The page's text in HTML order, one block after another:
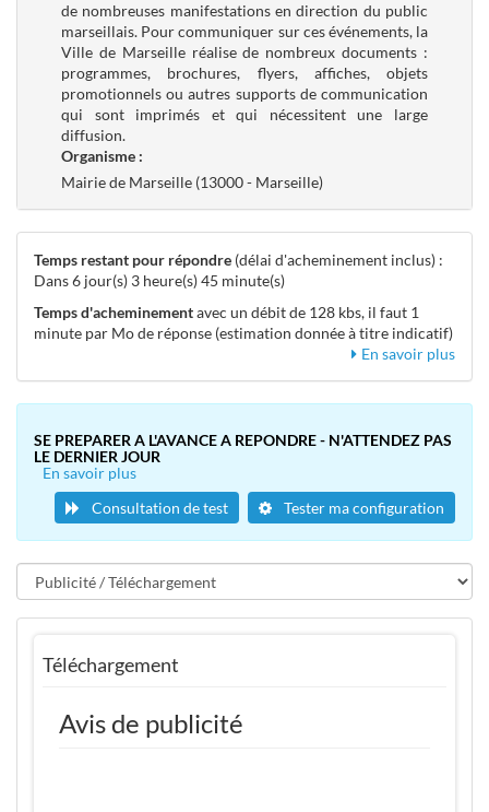
de nombreuses manifestations en direction du public
marseillais. Pour communiquer sur ces événements, la
Ville de Marseille réalise de nombreux documents :
programmes, brochures, flyers, affiches, objets
promotionnels ou autres supports de communication
qui sont imprimés et qui nécessitent une large
diffusion.
Organisme :
Mairie de Marseille (13000 - Marseille)
Temps restant pour répondre (délai d'acheminement inclus) :
Dans 6 jour(s) 3 heure(s) 45 minute(s)
Temps d'acheminementavec un débit de 128 kbs, il faut 1
minute par Mo de réponse (estimation donnée à titre indicatif)
En savoir plus
SE PREPARER A L'AVANCE A REPONDRE - N'ATTENDEZ PAS
LE DERNIER JOUR
En savoir plus
Tester ma configuration
Consultation de test
Téléchargement
Avis de publicité